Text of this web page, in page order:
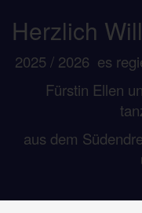
Herzlich
2025 / 2026 es
Fürstin Ellen
aus dem